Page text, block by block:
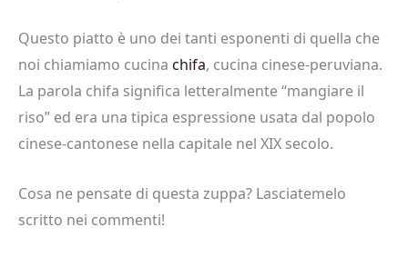
Questo piatto è uno dei tanti esponenti di quella che
noi chiamiamo cucina chifa, cucina cinese-peruviana.
La parola chifa significa letteralmente “mangiare il
riso” ed era una tipica espressione usata dal popolo
cinese-cantonese nella capitale nel XIX secolo.
Cosa ne pensate di questa zuppa? Lasciatemelo
scritto nei commenti!